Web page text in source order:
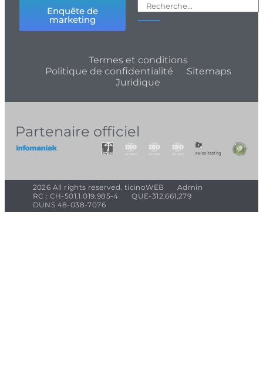
Enquête de
marketing
Termes et conditions
Politique de confidentialité
Sitemaps
Juridique
Partenaire officiel
2026 All rights reserved. ticinoWEB
Admin
RC : CH-501.1.019.985-4
QUE-312,661,279
DUNS 48-038-7076